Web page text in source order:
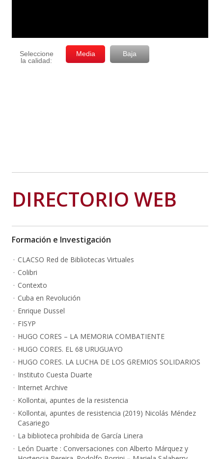
DIRECTORIO WEB
Formación e Investigación
CLACSO Red de Bibliotecas Virtuales
Colibri
Contexto
Cuba en Revolución
Enrique Dussel
FISYP
HUGO CORES – LA MEMORIA COMBATIENTE
HUGO CORES. EL 68 URUGUAYO
HUGO CORES. LA LUCHA DE LOS GREMIOS SOLIDARIOS
Instituto Cuesta Duarte
Internet Archive
Kollontai, apuntes de la resistencia
Kollontai, apuntes de resistencia (2019) Nicolás Méndez
Casariego
La biblioteca prohibida de García Linera
León Duarte : Conversaciones con Alberto Márquez y